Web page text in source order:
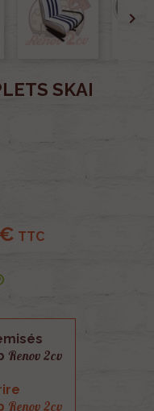

SKAI
TTC
Renov 2cv
Renov 2cv